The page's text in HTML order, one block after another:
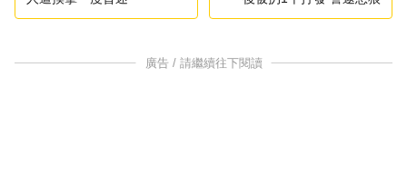
廣告 / 請繼續往下閱讀